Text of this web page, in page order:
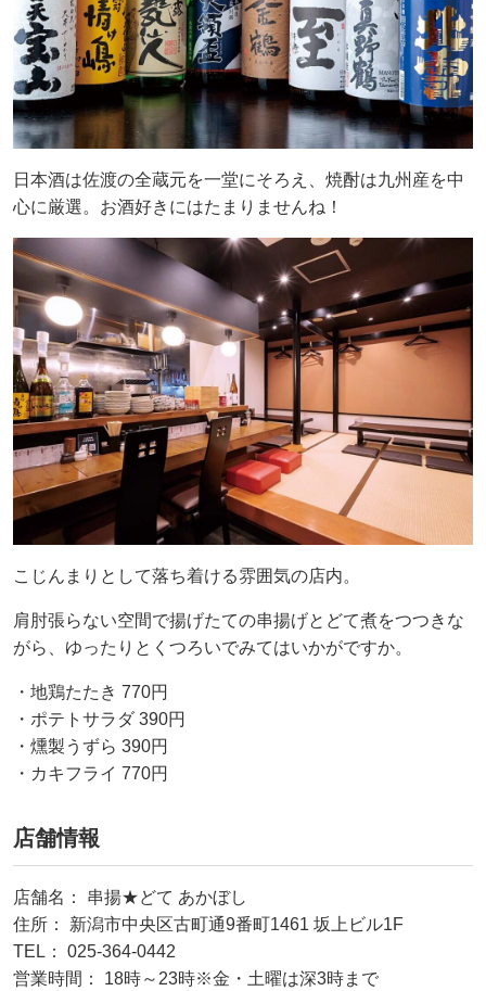
日本酒は佐渡の全蔵元を一堂にそろえ、焼酎は九州産を中
心に厳選。お酒好きにはたまりませんね！
こじんまりとして落ち着ける雰囲気の店内。
肩肘張らない空間で揚げたての串揚げとどて煮をつつきな
がら、ゆったりとくつろいでみてはいかがですか。
・地鶏たたき 770円
・ポテトサラダ 390円
・燻製うずら 390円
・カキフライ 770円
店舗情報
店舗名： 串揚★どて あかぼし
住所： 新潟市中央区古町通9番町1461 坂上ビル1F
TEL： 025-364-0442
営業時間： 18時～23時※金・土曜は深3時まで